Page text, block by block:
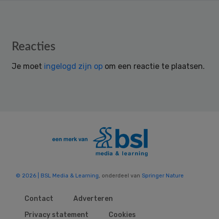
Reader
Reacties
Je moet ingelogd zijn op om een reactie te plaatsen.
© 2026 | BSL Media & Learning , onderdeel van Springer Nature
Contact
Adverteren
Privacy statement
Cookies